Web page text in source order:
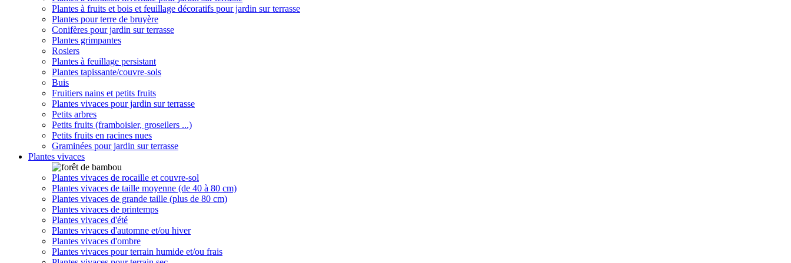
Plantes à fruits et bois et feuillage décoratifs pour jardin sur terrasse
Plantes pour terre de bruyère
Conifères pour jardin sur terrasse
Plantes grimpantes
Rosiers
Plantes à feuillage persistant
Plantes tapissante/couvre-sols
Buis
Fruitiers nains et petits fruits
Plantes vivaces pour jardin sur terrasse
Petits arbres
Petits fruits (framboisier, groseilers ...)
Petits fruits en racines nues
Graminées pour jardin sur terrasse
Plantes vivaces
Plantes vivaces de rocaille et couvre-sol
Plantes vivaces de taille moyenne (de 40 à 80 cm)
Plantes vivaces de grande taille (plus de 80 cm)
Plantes vivaces de printemps
Plantes vivaces d'été
Plantes vivaces d'automne et/ou hiver
Plantes vivaces d'ombre
Plantes vivaces pour terrain humide et/ou frais